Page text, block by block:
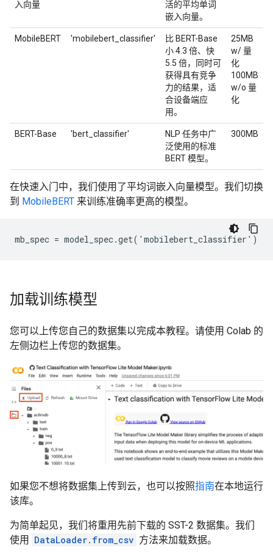
入向量
活的平均单词
嵌入向量。
MobileBERT 'mobilebert_classifier'
比 BERT-Base
小 4.3 倍、快
5.5 倍，同时可
获得具有竞争
力的结果，适
合设备端应
用。
25MB
w/ 量
化
100MB
w/o 量
化
BERT-Base 'bert_classifier'
NLP 任务中广
泛使用的标准
BERT 模型。
300MB
在快速入门中，我们使用了平均词嵌入向量模型。我们切换
到 MobileBERT 来训练准确率更高的模型。
加载训练模型
您可以上传您自己的数据集以完成本教程。请使用 Colab 的
左侧边栏上传您的数据集。
如果您不想将数据集上传到云，也可以按照指南在本地运行
该库。
为简单起见，我们将重用先前下载的 SST-2 数据集。我们
使用
DataLoader.from_csv 方法来加载数据。